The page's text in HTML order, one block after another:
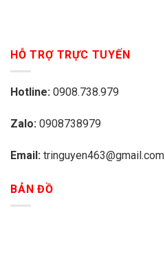
HỖ TRỢ TRỰC TUYẾN
Hotline: 0908.738.979
Zalo: 0908738979
Email: tringuyen463@gmail.com
BẢN ĐỒ